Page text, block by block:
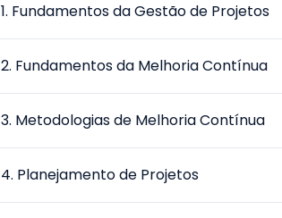
1. Fundamentos da Gestão de Projetos
2. Fundamentos da Melhoria Contínua
3. Metodologias de Melhoria Contínua
4. Planejamento de Projetos